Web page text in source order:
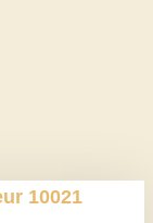
10021